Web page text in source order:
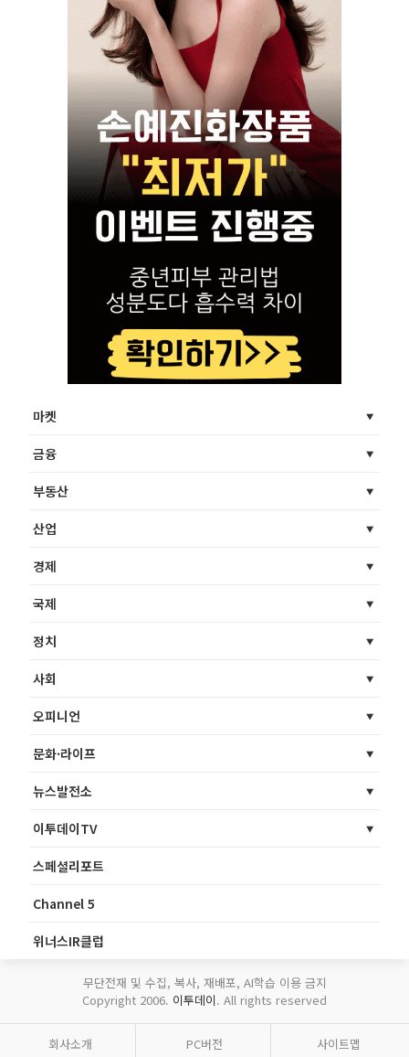
마켓
금융
부동산
산업
경제
국제
정치
사회
오피니언
문화·라이프
뉴스발전소
이투데이TV
스페셜리포트
Channel 5
위너스IR클럽
무단전재 및 수집, 복사, 재배포, AI학습 이용 금지
Copyright 2006. 이투데이. All rights reserved
회사소개 PC버전 사이트맵